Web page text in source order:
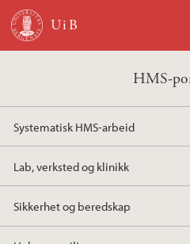
Hopp til hovedinnhold
HMS-
Systematisk HMS-arbeid
Lab, verksted og klinikk
Sikkerhet og beredskap